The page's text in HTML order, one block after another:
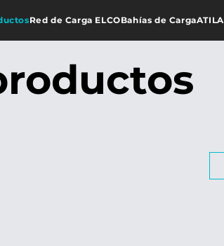
Red de Carga ELCOBahías de CargaATILA